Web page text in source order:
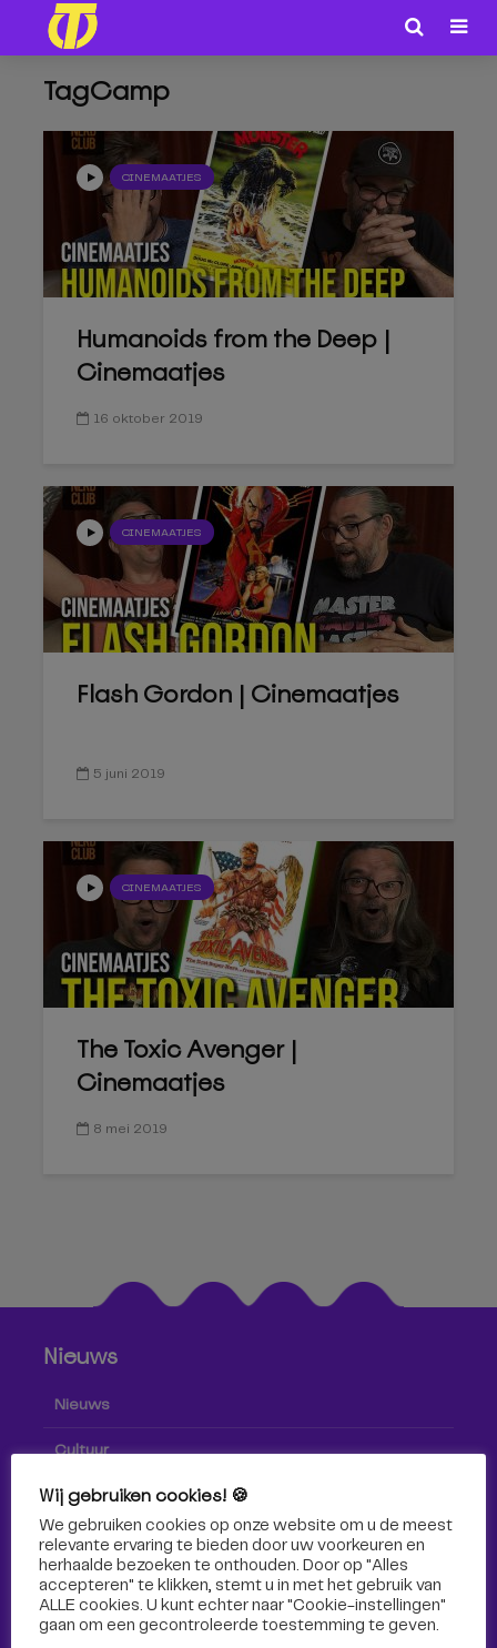
TagCamp
CINEMAATJES
Humanoids from the Deep |
Cinemaatjes
16 oktober 2019
CINEMAATJES
Flash Gordon | Cinemaatjes
5 juni 2019
CINEMAATJES
The Toxic Avenger |
Cinemaatjes
8 mei 2019
Nieuws
Nieuws
Cultuur
Sport
Wij gebruiken cookies! 🍪
We gebruiken cookies op onze website om u de meest
relevante ervaring te bieden door uw voorkeuren en
herhaalde bezoeken te onthouden. Door op "Alles
accepteren" te klikken, stemt u in met het gebruik van
ALLE cookies. U kunt echter naar "Cookie-instellingen"
gaan om een ​​gecontroleerde toestemming te geven.